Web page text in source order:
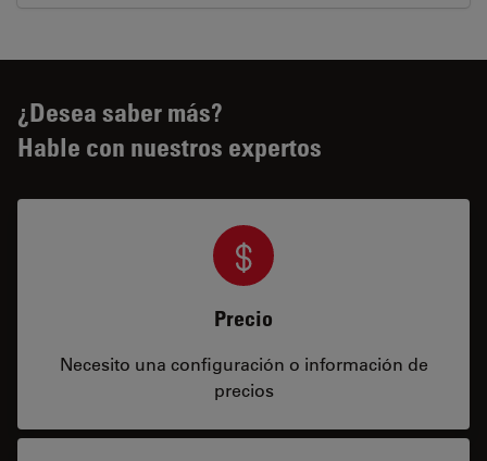
¿Desea saber más?
Hable con nuestros expertos
Precio
Necesito una configuración o información de
precios